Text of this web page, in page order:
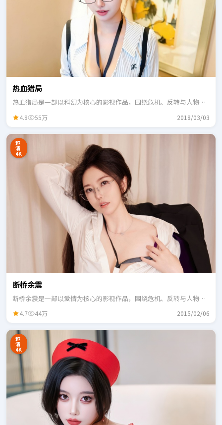
热血猎局
热血猎局是一部以科幻为核心的影视作品，围绕危机、反转与人物成
4.8 55万 2018/03/03
超
清
4K
断桥余震
断桥余震是一部以爱情为核心的影视作品，围绕危机、反转与人物成
4.7 44万 2015/02/06
超
清
4K